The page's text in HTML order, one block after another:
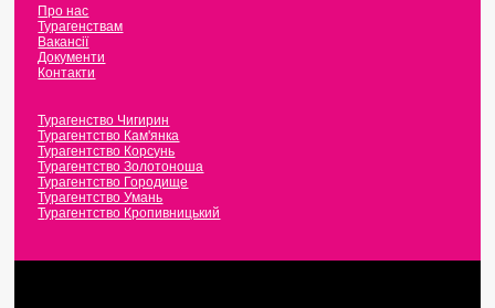
Про нас
Турагенствам
Вакансії
Документи
Контакти
Турагенство Чигирин
Турагентство Кам'янка
Турагентство Корсунь
Турагентство Золотоноша
Турагентство Городище
Турагентство Умань
Турагентство Кропивницький